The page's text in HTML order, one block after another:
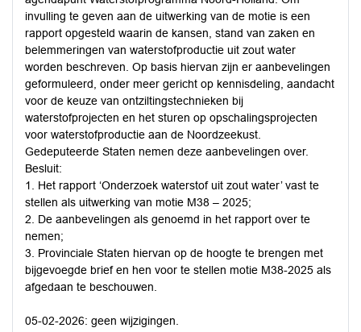
invulling te geven aan de uitwerking van de motie is een
rapport opgesteld waarin de kansen, stand van zaken en
belemmeringen van waterstofproductie uit zout water
worden beschreven. Op basis hiervan zijn er aanbevelingen
geformuleerd, onder meer gericht op kennisdeling, aandacht
voor de keuze van ontziltingstechnieken bij
waterstofprojecten en het sturen op opschalingsprojecten
voor waterstofproductie aan de Noordzeekust.
Gedeputeerde Staten nemen deze aanbevelingen over.
Besluit:
1. Het rapport ‘Onderzoek waterstof uit zout water’ vast te
stellen als uitwerking van motie M38 – 2025;
2. De aanbevelingen als genoemd in het rapport over te
nemen;
3. Provinciale Staten hiervan op de hoogte te brengen met
bijgevoegde brief en hen voor te stellen motie M38-2025 als
afgedaan te beschouwen.
05-02-2026: geen wijzigingen.